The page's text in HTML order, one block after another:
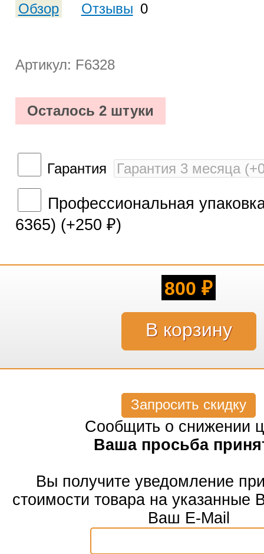
Обзор Отзывы 0
Артикул: F6328
Осталось 2 штуки
Гарантия
Профессиональная
6365) (+250 ₽)
800 ₽
Запросить скидку
Сообщить о снижении
Ваша просьба
Вы получите уведомление
стоимости товара на указанные
Ваш E-Mail